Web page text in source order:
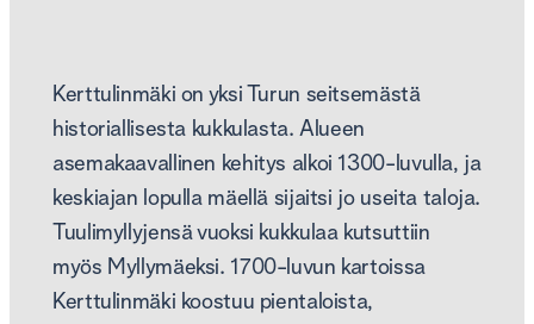
Kerttulinmäki on yksi Turun seitsemästä
historiallisesta kukkulasta. Alueen
asemakaavallinen kehitys alkoi 1300-luvulla, ja
keskiajan lopulla mäellä sijaitsi jo useita taloja.
Tuulimyllyjensä vuoksi kukkulaa kutsuttiin
myös Myllymäeksi. 1700-luvun kartoissa
Kerttulinmäki koostuu pientaloista,